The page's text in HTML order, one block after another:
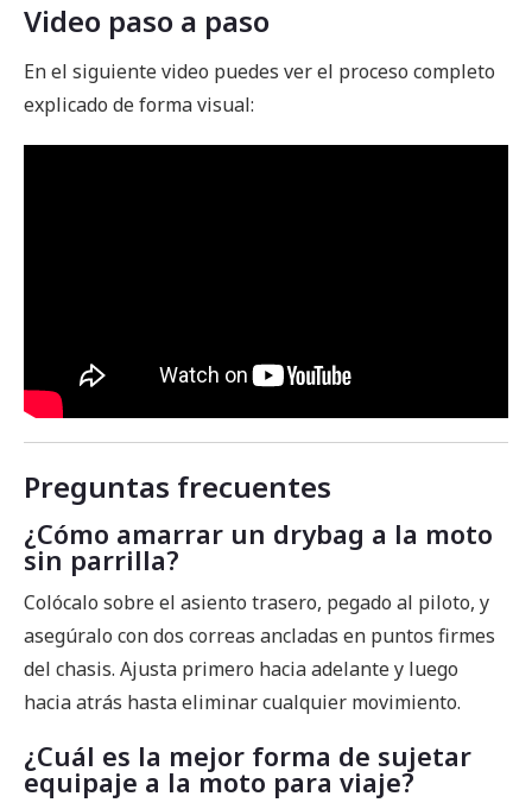
Video paso a paso
En el siguiente video puedes ver el proceso completo
explicado de forma visual:
Preguntas frecuentes
¿Cómo amarrar un drybag a la moto
sin parrilla?
Colócalo sobre el asiento trasero, pegado al piloto, y
asegúralo con dos correas ancladas en puntos firmes
del chasis. Ajusta primero hacia adelante y luego
hacia atrás hasta eliminar cualquier movimiento.
¿Cuál es la mejor forma de sujetar
equipaje a la moto para viaje?